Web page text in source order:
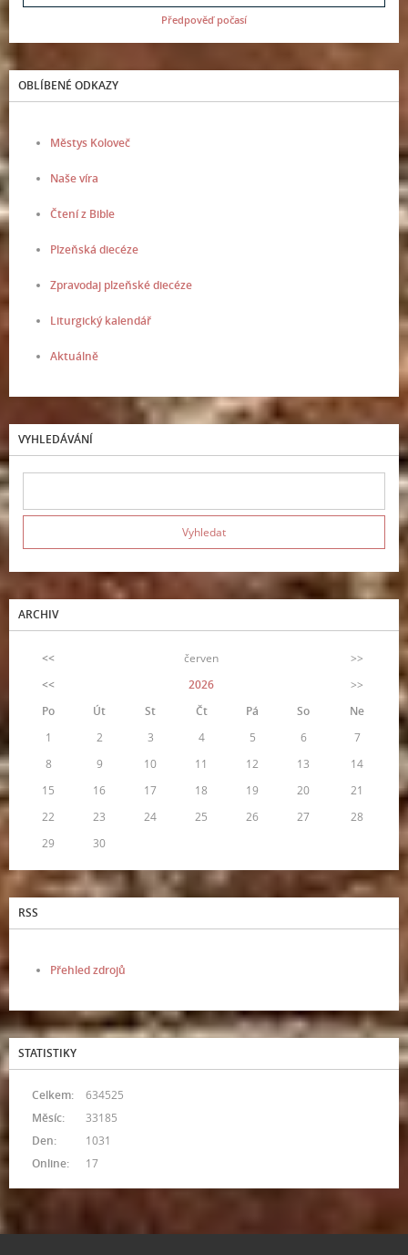
Předpověď počasí
OBLÍBENÉ ODKAZY
Městys Koloveč
Naše víra
Čtení z Bible
Plzeňská diecéze
Zpravodaj plzeňské diecéze
Liturgický kalendář
Aktuálně
VYHLEDÁVÁNÍ
ARCHIV
<< červen
>>
<<
2026
>>
Po
Út St Čt Pá So
Ne
1
2 3 4 5 6
7
8
9 10 11 12 13
14
15
16 17 18 19 20
21
22
23 24 25 26 27
28
29
30
RSS
Přehled zdrojů
STATISTIKY
Online: 17
Celkem:
634525
Měsíc:
33185
Den:
1031